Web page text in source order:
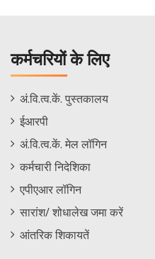
कर्मचरियों के लिए
Staff
Footer
Menu
अं.वि.त्व.कें. पुस्तकालय
ईआरपी
अं.वि.त्व.कें. मेल लॉगिन
कर्मचारी निदेशिका
एपीएआर लॉगिन
सारांश/ शोधालेख जमा करें
आंतरिक शिकायतें